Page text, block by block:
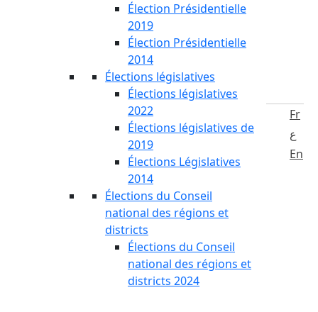
Élection Présidentielle
2019
Élection Présidentielle
2014
Élections législatives
Élections législatives
2022
Élections législatives de
2019
Élections Législatives
2014
Élections du Conseil
national des régions et
districts
Élections du Conseil
national des régions et
districts 2024
Fr
ع
En